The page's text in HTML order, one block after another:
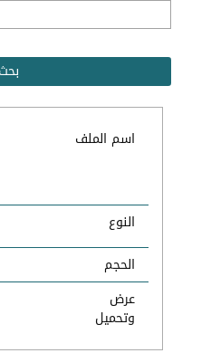
اسم الملف
النوع
الحجم
عرض
وتحميل